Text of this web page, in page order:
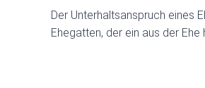
Der Unterhaltsanspruch eines
Ehegatten, der ein aus der